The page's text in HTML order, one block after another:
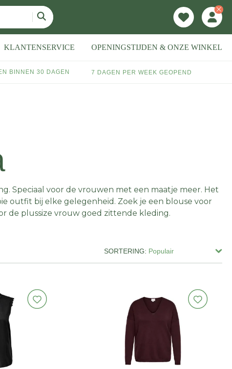
KLANTENSERVICE OPENINGSTIJDEN & ONZE WINKEL
BINNEN 30 DAGEN 7 DAGEN PER WEEK GEOPEND
Speciaal voor de vrouwen met een maatje meer. Het
outfit bij elke gelegenheid. Zoek je een blouse voor
de plussize vrouw goed zittende kleding.
SORTERING: